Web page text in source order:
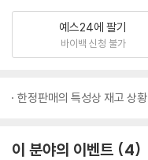
예스24에 팔기
바이백 신청 불가
한정판매의 특성상 재고 상
이 분야의 이벤트 4